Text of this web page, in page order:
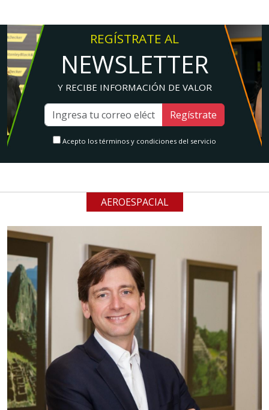
REGÍSTRATE AL
NEWSLETTER
Y RECIBE INFORMACIÓN DE VALOR
Regístrate
Acepto los términos y condiciones del servicio
AEROESPACIAL